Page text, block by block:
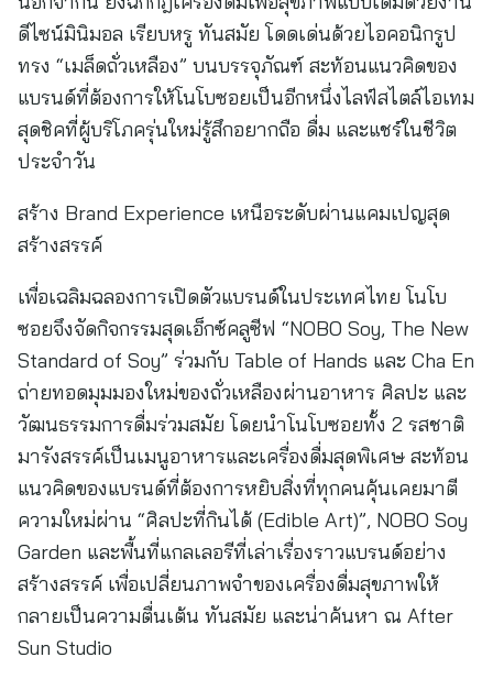
ดีไซน์มินิมอล เรียบหรู ทันสมัย โดดเด่นด้วยไอคอนิกรูป
ทรง “เมล็ดถั่วเหลือง” บนบรรจุภัณฑ์ สะท้อนแนวคิดของ
แบรนด์ที่ต้องการให้โนโบซอยเป็นอีกหนึ่งไลฟ์สไตล์ไอเทม
สุดชิคที่ผู้บริโภครุ่นใหม่รู้สึกอยากถือ ดื่ม และแชร์ในชีวิต
ประจำวัน
สร้าง Brand Experience เหนือระดับผ่านแคมเปญสุด
สร้างสรรค์
เพื่อเฉลิมฉลองการเปิดตัวแบรนด์ในประเทศไทย โนโบ
ซอยจึงจัดกิจกรรมสุดเอ็กซ์คลูซีฟ “NOBO Soy, The New
Standard of Soy” ร่วมกับ Table of Hands และ Cha En
ถ่ายทอดมุมมองใหม่ของถั่วเหลืองผ่านอาหาร ศิลปะ และ
วัฒนธรรมการดื่มร่วมสมัย โดยนำโนโบซอยทั้ง 2 รสชาติ
มารังสรรค์เป็นเมนูอาหารและเครื่องดื่มสุดพิเศษ สะท้อน
แนวคิดของแบรนด์ที่ต้องการหยิบสิ่งที่ทุกคนคุ้นเคยมาตี
ความใหม่ผ่าน “ศิลปะที่กินได้ (Edible Art)”, NOBO Soy
Garden และพื้นที่แกลเลอรีที่เล่าเรื่องราวแบรนด์อย่าง
สร้างสรรค์ เพื่อเปลี่ยนภาพจำของเครื่องดื่มสุขภาพให้
กลายเป็นความตื่นเต้น ทันสมัย และน่าค้นหา ณ After
Sun Studio